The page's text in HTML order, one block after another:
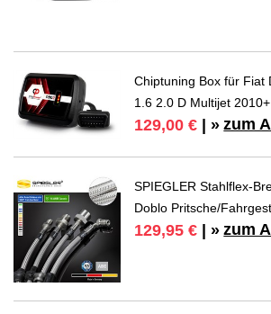
Chiptuning Box für Fiat
1.6 2.0 D Multijet
129,00 € | » zum
SPIEGLER Stahlflex-
Doblo Pritsche/
129,95 € | » zum